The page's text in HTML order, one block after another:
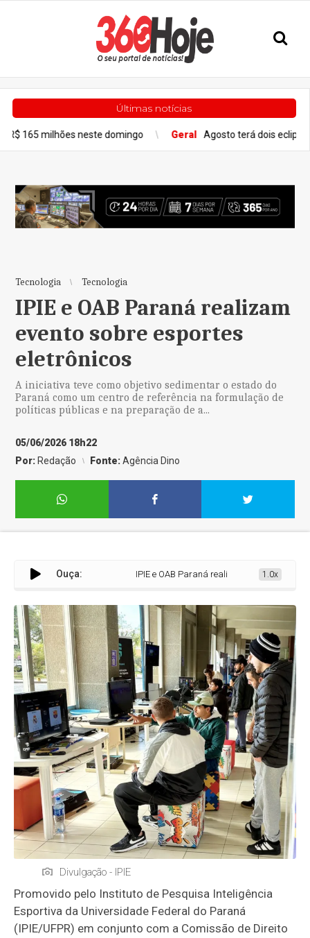
Últimas notícias
neste domingo Geral Agosto terá dois eclipses; saiba
Tecnologia Tecnologia
IPIE e OAB Paraná realizam
evento sobre esportes
eletrônicos
A iniciativa teve como objetivo sedimentar o estado do
Paraná como um centro de referência na formulação de
políticas públicas e na preparação de a...
05/06/2026 18h22
Por: Redação Fonte:Agência Dino
Ouça: IPIE e OAB Paraná realizam evento sobre
1.0x
Divulgação - IPIE
Promovido pelo Instituto de Pesquisa Inteligência
Esportiva da Universidade Federal do Paraná
(IPIE/UFPR) em conjunto com a Comissão de Direito